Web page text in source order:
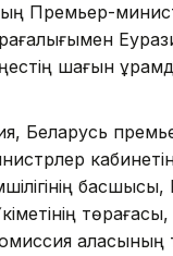
Премьер-
шағын
Беларусь
басшысы,
төрағасы,
алқасының